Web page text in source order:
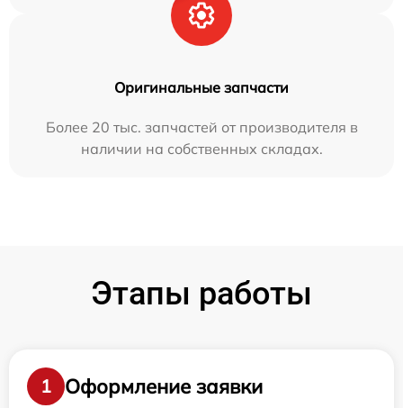
Оригинальные запчасти
Более 20 тыс. запчастей от производителя в
наличии на собственных складах.
Этапы работы
1
Оформление заявки